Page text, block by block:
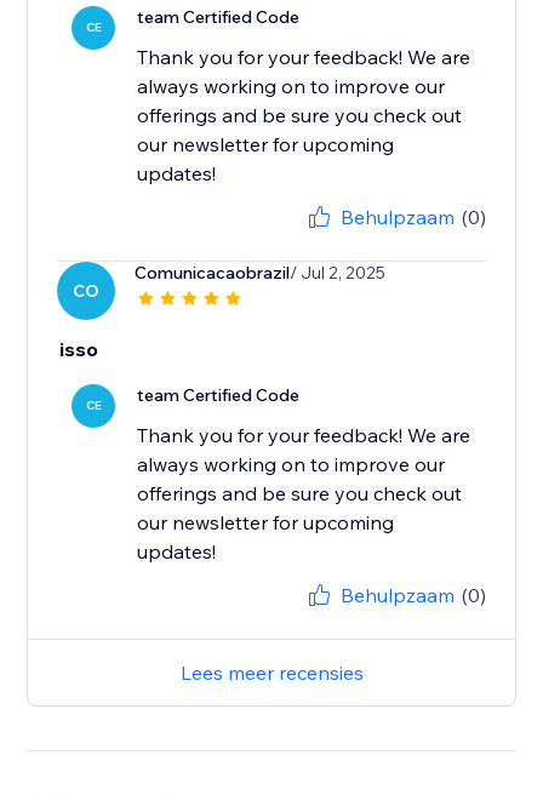
CE team Certified Code
Thank you for your feedback! We are
always working on to improve our
offerings and be sure you check out
our newsletter for upcoming
updates!
Behulpzaam (0)
CO
Comunicacaobrazil/ Jul 2, 2025
isso
CE team Certified Code
Thank you for your feedback! We are
always working on to improve our
offerings and be sure you check out
our newsletter for upcoming
updates!
Behulpzaam (0)
Lees meer recensies